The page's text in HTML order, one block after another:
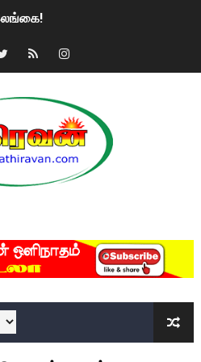
எங்களைத் தனிமையில்
திட்டம்?
சம்பவம்.. ஆபாச வீடியோக்களால்
இந்தியாவின் “கோவிஷீல்டு”
பிறந்தநாளை
யார், என்ன நடந்தது?: உண்மையை
அமெரிக்க டொலர் நட்டஈடு